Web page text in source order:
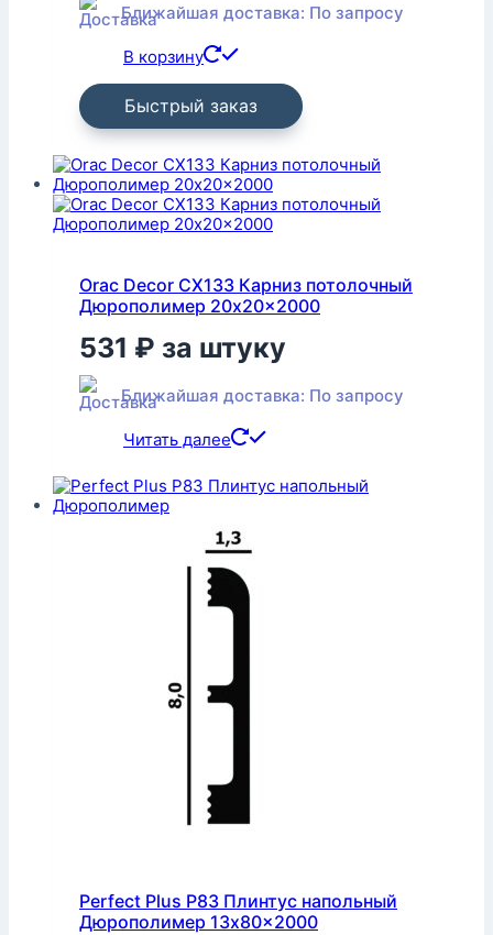
Ближайшая доставка: По запросу
В корзину
Быстрый заказ
Orac Decor CX133 Карниз потолочный
Дюрополимер 20x20x2000
531 ₽ за штуку
Ближайшая доставка: По запросу
Читать далее
Perfect Plus P83 Плинтус напольный
Дюрополимер 13x80x2000